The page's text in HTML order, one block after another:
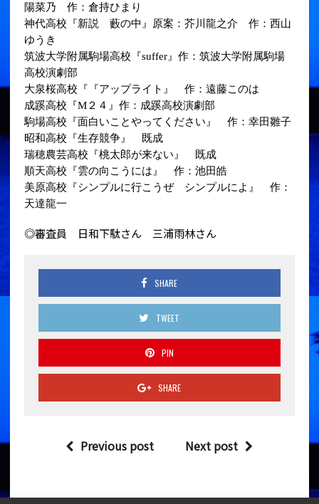
陽菜乃 作：倉持ひまり
神代高校『新説 藪の中』原案：芥川龍之介 作：西山
ゆうき
筑波大学附属駒場高校『suffer』作：筑波大学附属駒場
高校演劇部
大泉桜高校『『アップライト』 作：遠藤このは
成蹊高校『M２４』作：成蹊高校演劇部
駒場高校『面白いことやってください』 作：幸田雛子
昭和高校『生存競争』 既成
瑞穂農芸高校『桃太郎が来ない』 既成
順天高校『雲の向こうには』 作：池田皓
美原高校『シンプルに行こうぜ シンプルによ』 作：
天達龍一
◎審査員 日和下駄さん 三浦雨林さん
SHARE
TWEET
PIN
SHARE
Previous post Next post